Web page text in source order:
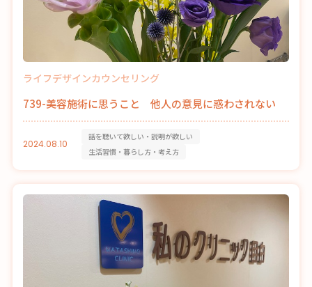
ライフデザインカウンセリング
739-美容施術に思うこと 他人の意見に惑わされない
2024.08.10
話を聴いて欲しい・説明が欲しい
生活習慣・暮らし方・考え方